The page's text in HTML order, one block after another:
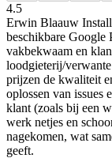
4.5
Erwin Blaauw
beschikbare Google
vakbekwaam en
loodgieterij/
prijzen de kwaliteit
oplossen van issues
klant (zoals bij een
werk netjes en
nagekomen, wat
geeft.